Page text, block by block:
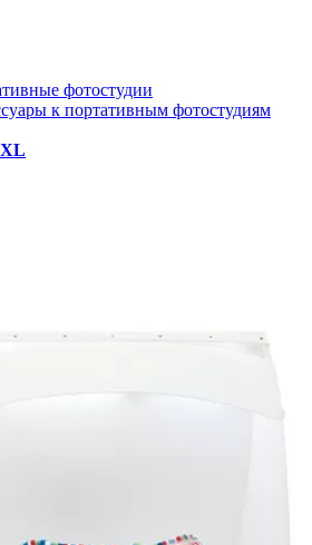
фотостудии
к портативным фотостудиям